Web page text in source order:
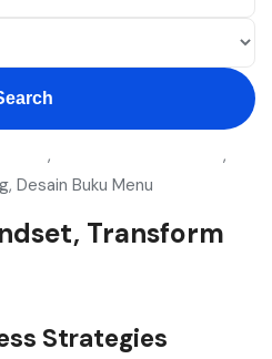
,
,
Desain Buku Menu
Transform
Strategies